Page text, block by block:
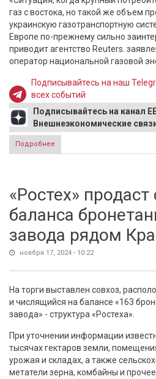
газ с востока, но такой же объем
украинскую газотранспортную
Европе по-прежнему сильно
приводит агентство Reuters.
оператор национальной газовой
Подписывайтесь на наш
всех событий
Подписывайтесь на канал
Внешнеэкономические
Подробнее
«Ростех» продаст
баланса
завода рядом
ноября 17, 2024 - 10:22
На торги выставлен совхоз,
и числящийся на балансе «163
завода» - структура «Ростеха».
При уточнении информации
тысячах гектаров земли,
урожая и складах, а также
метатели зерна, комбайны и